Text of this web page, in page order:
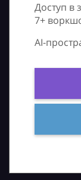
Доступ в
7+
AI-